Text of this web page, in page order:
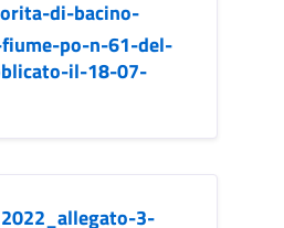
di-bacino-
po-n-61-del-
il-18-07-
3-